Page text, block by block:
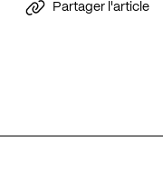
Partager l'article